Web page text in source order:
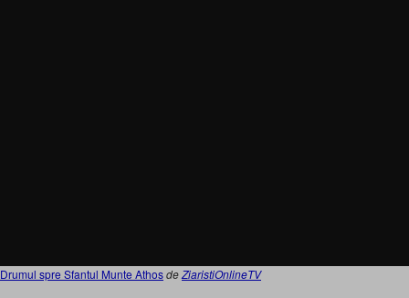
Drumul spre Sfantul Munte AthosdeZiaristiOnlineTV